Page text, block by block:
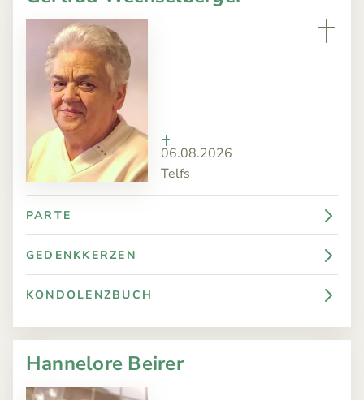
Todesanzeigen
Bestattungskalender
Jahrestage
ÜBER
ANGEBOT
KONTAKT
06.08.2026
Telfs
PARTE
GEDENKKERZEN
KONDOLENZBUCH
Hannelore Beirer